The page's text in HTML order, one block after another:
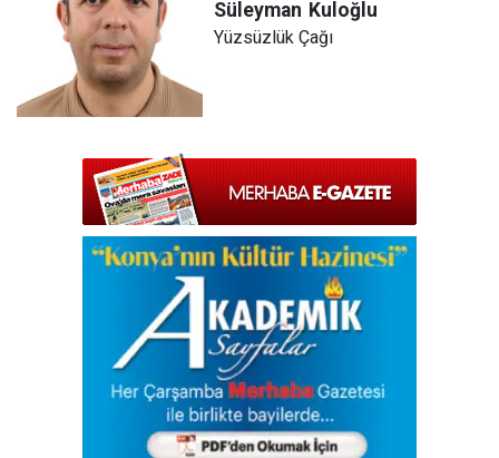
Süleyman Kuloğlu
Yüzsüzlük Çağı